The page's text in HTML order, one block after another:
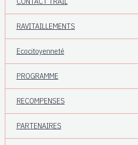
RAVITAILLEMENTS
Ecocitoyenneté
PROGRAMME
RECOMPENSES
PARTENAIRES